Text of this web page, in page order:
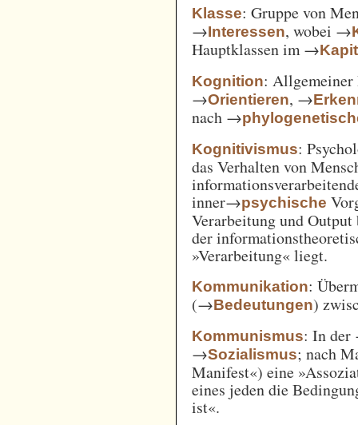
Klasse: Gruppe von
→Interessen, wobei →
Hauptklassen im →
Kognition: Allgemeiner
→Orientieren, →
nach →
Kognitivismus:
das Verhalten von
inner→psychische
Verarbeitung und
der
»Verarbeitung« liegt.
Kommunikation:
(→Bedeutungen)
Kommunismus: In
→Sozialismus; nach
Manifest«) eine
eines jeden die
ist«.